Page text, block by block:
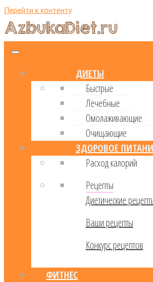
Перейти к контенту
ДИЕТЫ
Быстрые
Лечебные
Омолаживающие
Очищающие
ЗДОРОВОЕ
Расход калорий
Рецепты
Диетические
Ваши рецепты
Конкурс рецептов
ФИТНЕС